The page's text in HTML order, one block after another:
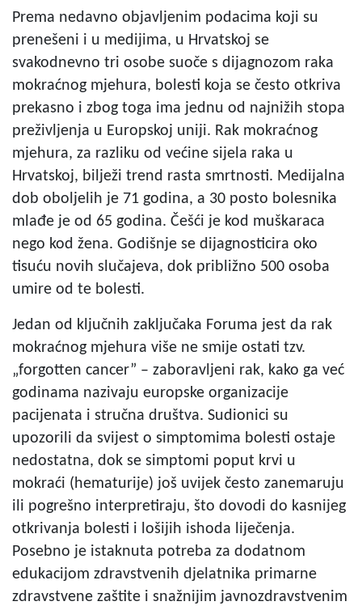
Prema nedavno objavljenim podacima koji su
prenešeni i u medijima, u Hrvatskoj se
svakodnevno tri osobe suoče s dijagnozom raka
mokraćnog mjehura, bolesti koja se često otkriva
prekasno i zbog toga ima jednu od najnižih stopa
preživljenja u Europskoj uniji. Rak mokraćnog
mjehura, za razliku od većine sijela raka u
Hrvatskoj, bilježi trend rasta smrtnosti. Medijalna
dob oboljelih je 71 godina, a 30 posto bolesnika
mlađe je od 65 godina. Češći je kod muškaraca
nego kod žena. Godišnje se dijagnosticira oko
tisuću novih slučajeva, dok približno 500 osoba
umire od te bolesti.
Jedan od ključnih zaključaka Foruma jest da rak
mokraćnog mjehura više ne smije ostati tzv.
„forgotten cancer” – zaboravljeni rak, kako ga već
godinama nazivaju europske organizacije
pacijenata i stručna društva. Sudionici su
upozorili da svijest o simptomima bolesti ostaje
nedostatna, dok se simptomi poput krvi u
mokraći (hematurije) još uvijek često zanemaruju
ili pogrešno interpretiraju, što dovodi do kasnijeg
otkrivanja bolesti i lošijih ishoda liječenja.
Posebno je istaknuta potreba za dodatnom
edukacijom zdravstvenih djelatnika primarne
zdravstvene zaštite i snažnijim javnozdravstvenim